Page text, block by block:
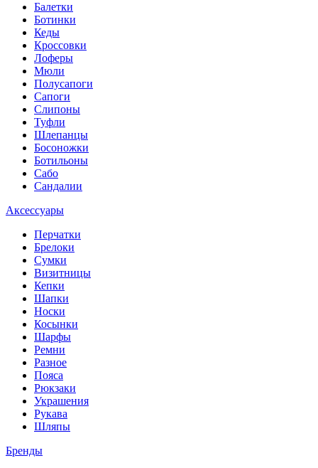
Балетки
Ботинки
Кеды
Кроссовки
Лоферы
Мюли
Полусапоги
Сапоги
Слипоны
Туфли
Шлепанцы
Босоножки
Ботильоны
Сабо
Сандалии
Аксессуары
Перчатки
Брелоки
Сумки
Визитницы
Кепки
Шапки
Носки
Косынки
Шарфы
Ремни
Разное
Пояса
Рюкзаки
Украшения
Рукава
Шляпы
Бренды